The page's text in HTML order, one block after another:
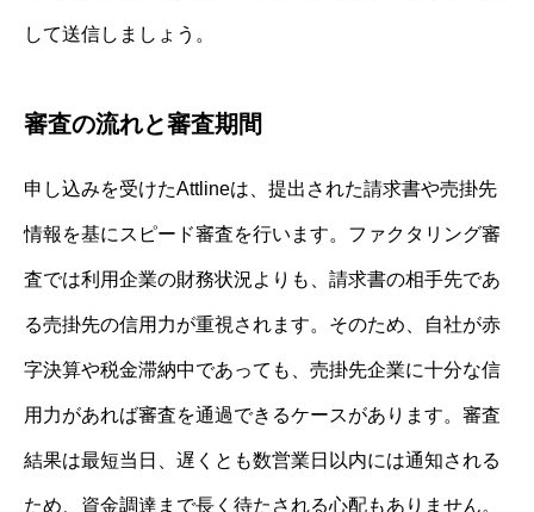
して送信しましょう。
審査の流れと審査期間
申し込みを受けたAttlineは、提出された請求書や売掛先
情報を基にスピード審査を行います。ファクタリング審
査では利用企業の財務状況よりも、請求書の相手先であ
る売掛先の信用力が重視されます。そのため、自社が赤
字決算や税金滞納中であっても、売掛先企業に十分な信
用力があれば審査を通過できるケースがあります。審査
結果は最短当日、遅くとも数営業日以内には通知される
ため、資金調達まで長く待たされる心配もありません。